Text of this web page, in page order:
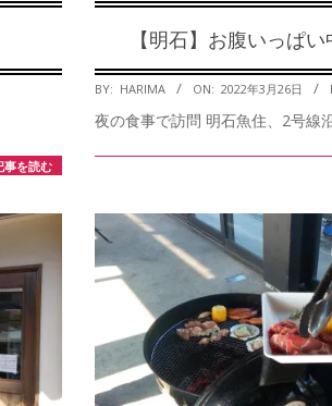
事を読む
【明石】お腹いっぱ
2022-
03-
BY: HARIMA ON: 2022年3月26日
夜の食事で訪問 明石魚住、2号線